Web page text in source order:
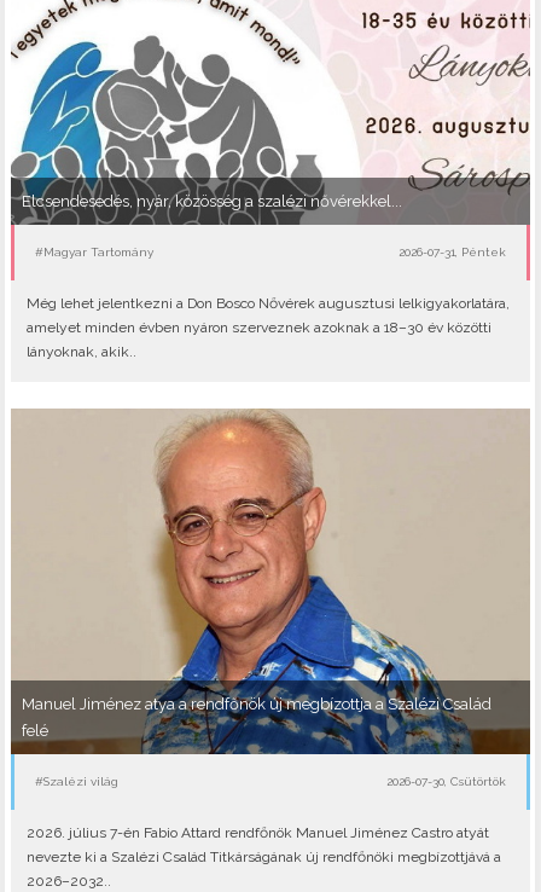
Elcsendesedés, nyár, közösség a szalézi nővérekkel...
#Magyar Tartomány 2026-07-31, Péntek
Még lehet jelentkezni a Don Bosco Nővérek augusztusi lelkigyakorlatára,
amelyet minden évben nyáron szerveznek azoknak a 18–30 év közötti
lányoknak, akik..
Manuel Jiménez atya a rendfőnök új megbízottja a Szalézi Család
felé
#Szalézi világ 2026-07-30, Csütörtök
2026. július 7-én Fabio Attard rendfőnök Manuel Jiménez Castro atyát
nevezte ki a Szalézi Család Titkárságának új rendfőnöki megbízottjává a
2026–2032..